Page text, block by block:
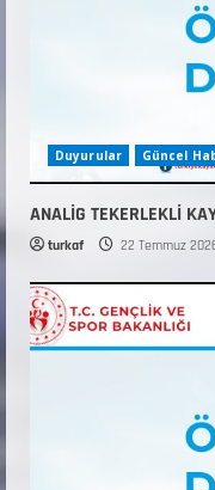
Duyurular Güncel
ANALİG TEKERLEKLİ
turkaf 22 Temmuz